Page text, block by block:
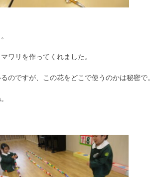
ワリを作ってくれました。
のですが、この花をどこで使うのかは秘密で。